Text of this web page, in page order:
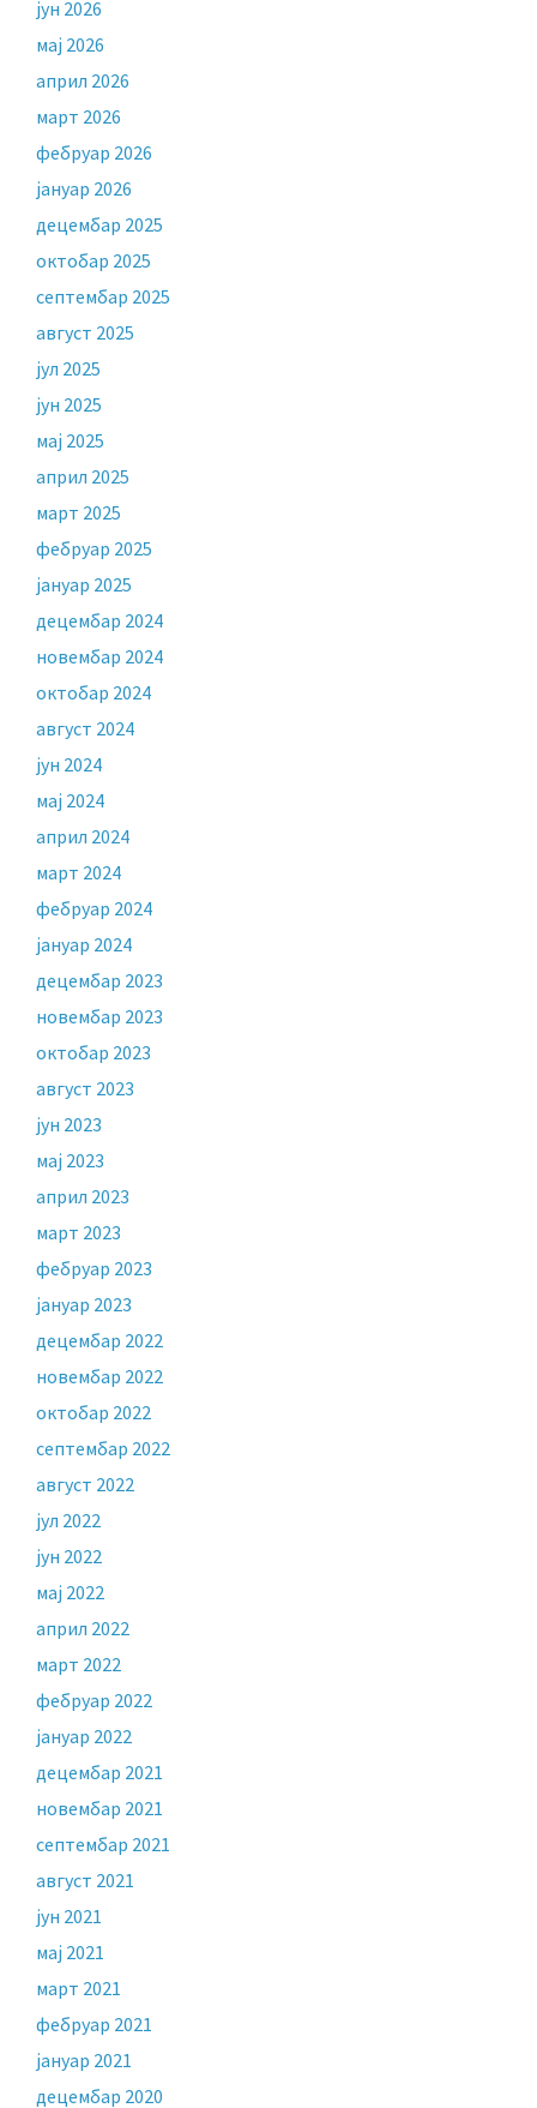
јун 2026
мај 2026
април 2026
март 2026
фебруар 2026
јануар 2026
децембар 2025
октобар 2025
септембар 2025
август 2025
јул 2025
јун 2025
мај 2025
април 2025
март 2025
фебруар 2025
јануар 2025
децембар 2024
новембар 2024
октобар 2024
август 2024
јун 2024
мај 2024
април 2024
март 2024
фебруар 2024
јануар 2024
децембар 2023
новембар 2023
октобар 2023
август 2023
јун 2023
мај 2023
април 2023
март 2023
фебруар 2023
јануар 2023
децембар 2022
новембар 2022
октобар 2022
септембар 2022
август 2022
јул 2022
јун 2022
мај 2022
април 2022
март 2022
фебруар 2022
јануар 2022
децембар 2021
новембар 2021
септембар 2021
август 2021
јун 2021
мај 2021
март 2021
фебруар 2021
јануар 2021
децембар 2020